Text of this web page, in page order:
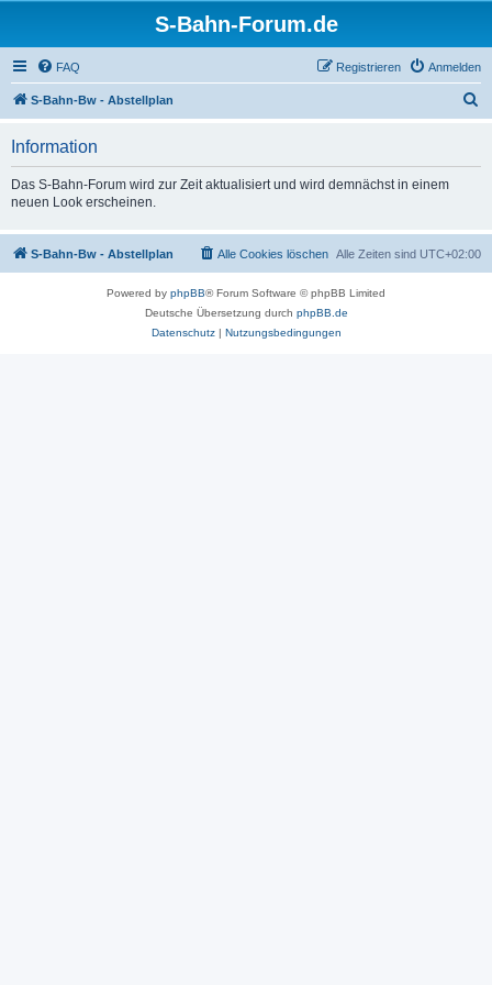
S-Bahn-Forum.de
FAQ Anmelden
Registrieren
S-Bahn-Bw - Abstellplan
Information
Das S-Bahn-Forum wird zur Zeit aktualisiert und wird demnächst in einem
neuen Look erscheinen.
S-Bahn-Bw - Abstellplan Alle Zeiten sind UTC+02:00
Alle Cookies löschen
Powered by phpBB® Forum Software © phpBB Limited
Deutsche Übersetzung durch phpBB.de
Datenschutz| Nutzungsbedingungen